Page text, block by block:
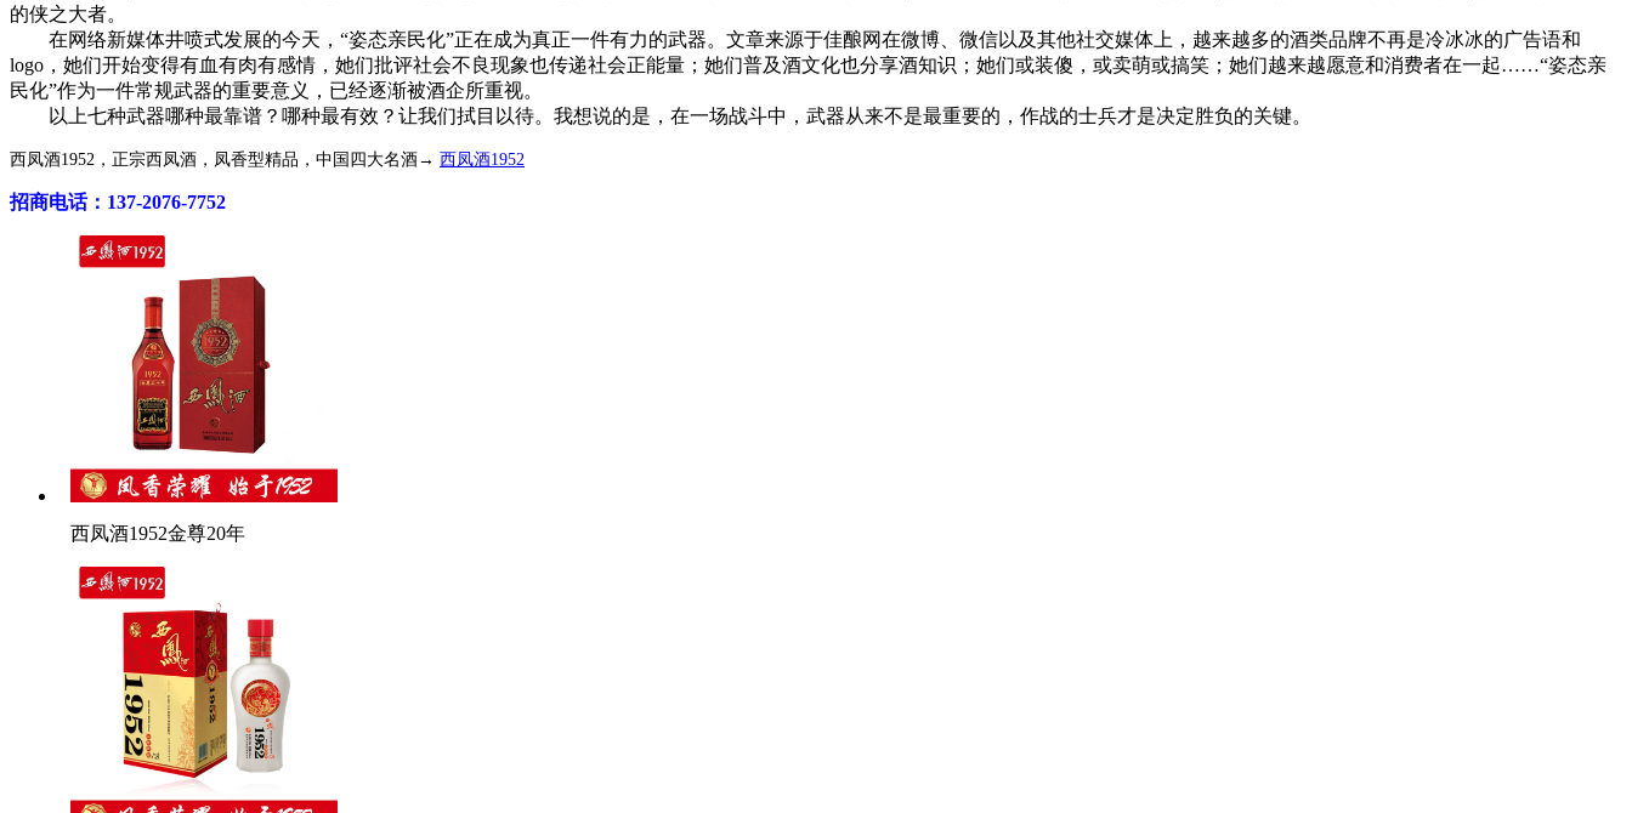
的侠之大者。
在网络新媒体井喷式发展的今天，“姿态亲民化”正在成为真正一件有力的武器。文章来源于佳酿网在微博、微信以及其他社交媒体上，越来越多的酒类品牌不再是冷冰冰的广告语和
logo，她们开始变得有血有肉有感情，她们批评社会不良现象也传递社会正能量；她们普及酒文化也分享酒知识；她们或装傻，或卖萌或搞笑；她们越来越愿意和消费者在一起……“姿态亲
民化”作为一件常规武器的重要意义，已经逐渐被酒企所重视。
以上七种武器哪种最靠谱？哪种最有效？让我们拭目以待。我想说的是，在一场战斗中，武器从来不是最重要的，作战的士兵才是决定胜负的关键。
西凤酒1952，正宗西凤酒，凤香型精品，中国四大名酒→ 西凤酒1952
招商电话：137-2076-7752
西凤酒1952金尊20年